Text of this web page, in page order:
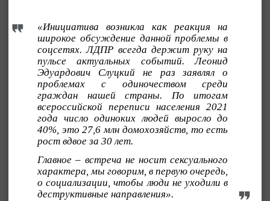
«Инициатива возникла как реакция на
широкое обсуждение данной проблемы в
соцсетях. ЛДПР всегда держит руку на
пульсе актуальных событий. Леонид
Эдуардович Слуцкий не раз заявлял о
проблемах с одиночеством среди
граждан нашей страны. По итогам
всероссийской переписи населения 2021
года число одиноких людей выросло до
40%, это 27,6 млн домохозяйств, то есть
рост вдвое за 30 лет.
Главное – встреча не носит сексуального
характера, мы говорим, в первую очередь,
о социализации, чтобы люди не уходили в
деструктивные направления».